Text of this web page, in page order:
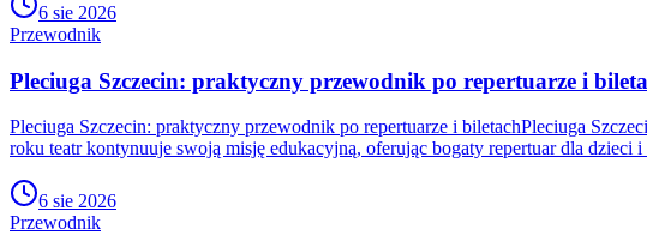
6 sie 2026
Przewodnik
Pleciuga Szczecin: praktyczny przewodnik po repertuarze i
Pleciuga Szczecin: praktyczny przewodnik po repertuarze i biletachPleciuga
roku teatr kontynuuje swoją misję edukacyjną, oferując bogaty repertuar dla dzieci i
6 sie 2026
Przewodnik